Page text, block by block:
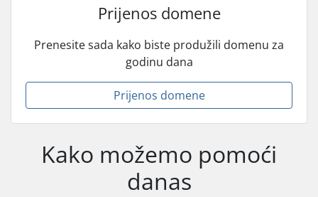
Prijenos domene
Prenesite sada kako biste produžili domenu za
godinu dana
Prijenos domene
Kako možemo pomoći
danas